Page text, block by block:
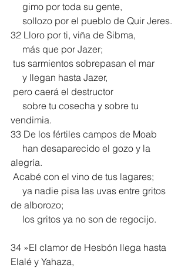
     gimo por toda su gente,
     sollozo por el pueblo de Quir Jeres.
32 Lloro por ti, viña de Sibma,
     más que por Jazer;
tus sarmientos sobrepasan el mar
     y llegan hasta Jazer,
pero caerá el destructor
vendimia.
33 De los fértiles campos de Moab
alegría.
Acabé con el vino de tus lagares;
de alborozo;
     los gritos ya no son de regocijo.
34 »El clamor de Hesbón llega hasta
Elalé y Yahaza,